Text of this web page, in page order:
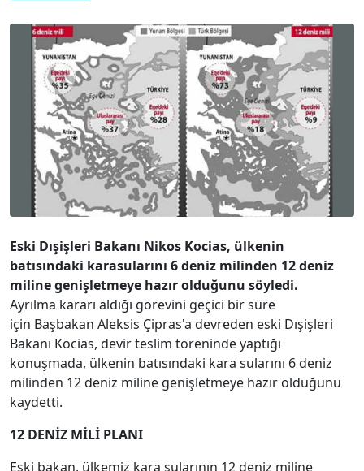
Eski Dışişleri Bakanı Nikos Kocias, ülkenin
batısındaki karasularını 6 deniz milinden 12 deniz
miline genişletmeye hazır olduğunu söyledi.
Ayrılma kararı aldığı görevini geçici bir süre
için Başbakan Aleksis Çipras'a devreden eski Dışişleri
Bakanı Kocias, devir teslim töreninde yaptığı
konuşmada, ülkenin batısındaki kara sularını 6 deniz
milinden 12 deniz miline genişletmeye hazır olduğunu
kaydetti.
12 DENİZ MİLİ PLANI
Eski bakan, ülkemiz kara sularının 12 deniz miline